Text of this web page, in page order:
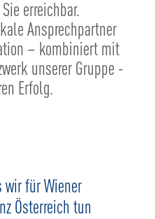
erreichbar.
Ansprechpartner
– kombiniert mit
unserer Gruppe -
Erfolg.
wir für Wiener
Österreich tun